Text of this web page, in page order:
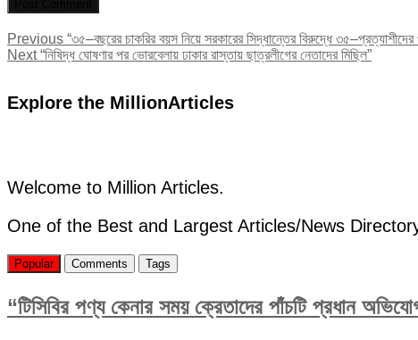
Post
navigation
Previous Previous
post:
“৩৫–বছরের চাকরির বয়স নিয়ে সরকারের সিদ্ধান্তের বিরুদ্ধে ৩৫–প্রত্যাশীদের
Next Next
“নিষিদ্ধ ঘোষণার পর ভোরবেলায় ঢাকার রাস্তায় ছাত্রলীগের নেতাদের মিছিল”
Explore the MillionArticles
Welcome to Million Articles.
One of the Best and Largest Articles/News
Popular Comments Tags
“টিসিবির পণ্য কেনার সময় ক্রেতাদের পাঁচটি প্রধান